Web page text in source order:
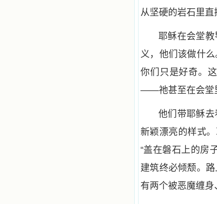
从坚硬的岩石里
耶稣在会堂
义，他们该做什
你们只是好奇。
——祂甚至在会堂
他们带耶稣
新颖漂亮的样式
“盖在磐石上的房
建筑终必倾颓。
有两个被恶魔缠